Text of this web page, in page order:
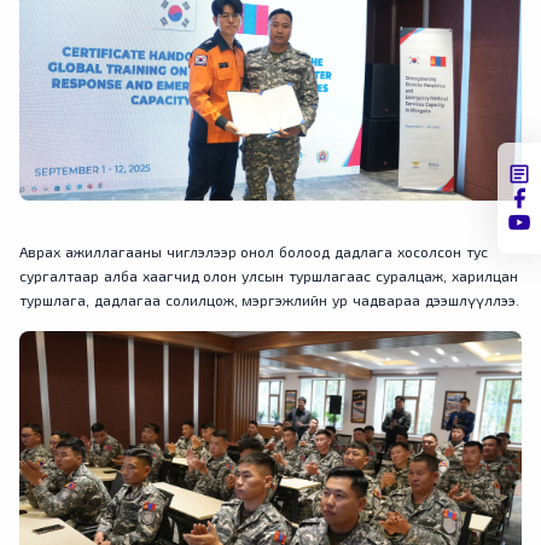
Аврах ажиллагааны чиглэлээр онол болоод дадлага хосолсон тус
сургалтаар алба хаагчид олон улсын туршлагаас суралцаж, харилцан
туршлага, дадлагаа солилцож, мэргэжлийн ур чадвараа дээшлүүллээ.